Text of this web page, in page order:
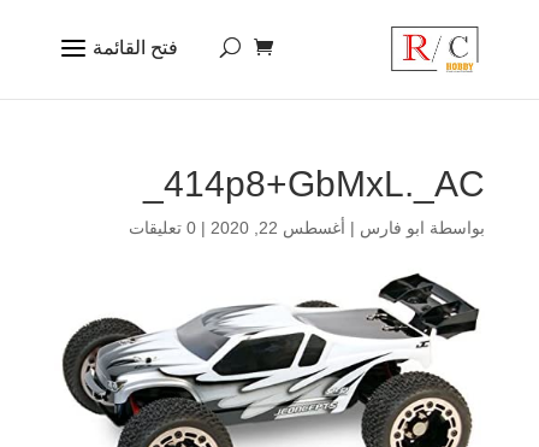
414p8+GbMxL._AC_
بواسطة ابو فارس | أغسطس 22, 2020 | 0 تعليقات